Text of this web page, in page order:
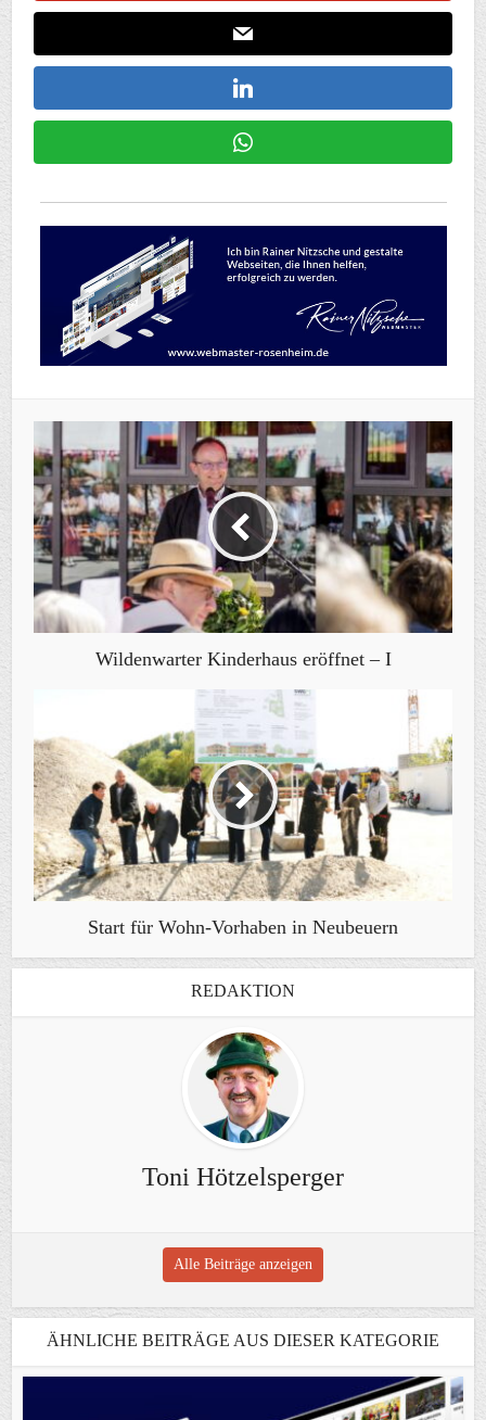
Wildenwarter Kinderhaus eröffnet – I
Start für Wohn-Vorhaben in Neubeuern
REDAKTION
Toni Hötzelsperger
Alle Beiträge anzeigen
ÄHNLICHE BEITRÄGE AUS DIESER KATEGORIE